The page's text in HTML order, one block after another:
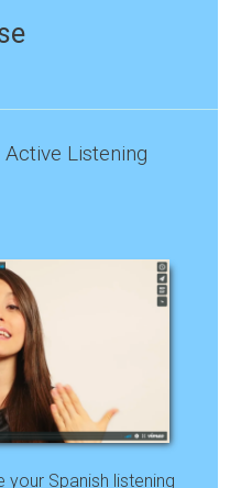
Listening
Spanish listening